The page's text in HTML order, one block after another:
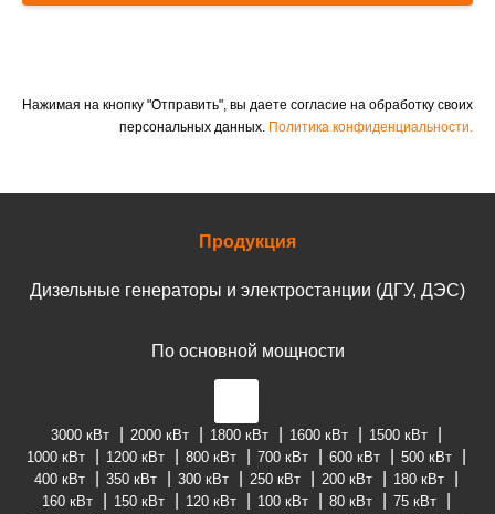
Нажимая на кнопку "Отправить", вы даете согласие на обработку своих
персональных данных. Политика конфиденциальности.
Продукция
Дизельные генераторы и электростанции (ДГУ, ДЭС)
По основной мощности
3000 кВт 2000 кВт 1800 кВт 1600 кВт
1500 кВт
1000 кВт
1200 кВт 800 кВт 700 кВт 600 кВт
500 кВт
400 кВт
350 кВт 300 кВт 250 кВт 200 кВт
180 кВт
160 кВт
150 кВт 120 кВт 100 кВт 80 кВт
75 кВт